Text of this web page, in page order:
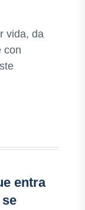
vida, da
con
entra